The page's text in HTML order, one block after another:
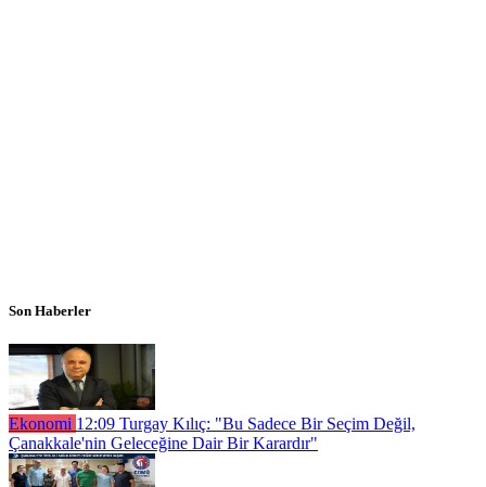
Son Haberler
Ekonomi 12:09 Turgay Kılıç: "Bu Sadece Bir Seçim Değil,
Çanakkale'nin Geleceğine Dair Bir Karardır"